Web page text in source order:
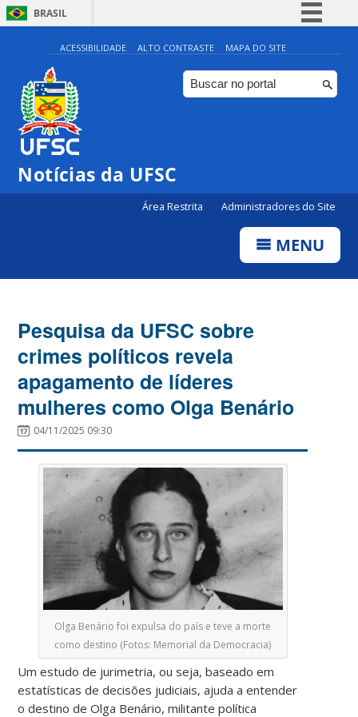
BRASIL
Simplifique!
Comunica BR
Participe
ACESSIBILIDADE ALTO CONTRASTE MAPA DO SITE
Notícias da UFSC
Área Restrita Administradores do Site
MENU
Pesquisa da UFSC sobre
crimes políticos revela
apagamento de líderes
mulheres como Olga Benário
04/11/2025 09:30
Olga Benário foi expulsa do país e teve a morte
como destino (Fotos: Memorial da Democracia)
Um estudo de jurimetria, ou seja, baseado em
estatísticas de decisões judiciais, ajuda a entender
o destino de Olga Benário, militante política